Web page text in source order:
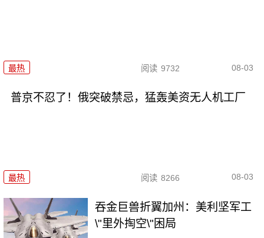
最热 阅读 9732 08-03
普京不忍了！俄突破禁忌，猛轰美资无人机工厂
最热 阅读 8266 08-03
吞金巨兽折翼加州：美利坚军工
\"里外掏空\"困局